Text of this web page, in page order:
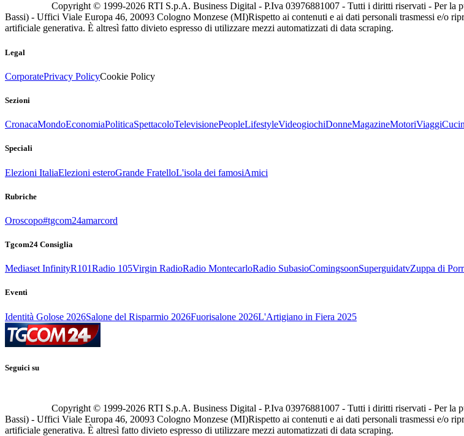
Copyright © 1999-2026 RTI S.p.A. Business Digital - P.Iva 03976881007 - Tutti i diritti riservati - Per la
Bassi) - Uffici Viale Europa 46, 20093 Cologno Monzese (MI)Rispetto ai contenuti e ai dati personali trasmessi e/o
artificiale generativa. È altresì fatto divieto espresso di utilizzare mezzi automatizzati di data scraping.
Legal
CorporatePrivacy PolicyCookie Policy
Sezioni
CronacaMondoEconomiaPoliticaSpettacoloTelevisionePeopleLifestyleVideogiochiDonneMagazineMotoriViaggi
Speciali
Elezioni ItaliaElezioni esteroGrande FratelloL'isola dei famosiAmici
Rubriche
Oroscopo#tgcom24amarcord
Tgcom24 Consiglia
Mediaset InfinityR101Radio 105Virgin RadioRadio MontecarloRadio SubasioComingsoonSuperguidatvZuppa di
Eventi
Identità Golose 2026Salone del Risparmio 2026Fuorisalone 2026L'Artigiano in Fiera 2025
Seguici su
Copyright © 1999-2026 RTI S.p.A. Business Digital - P.Iva 03976881007 - Tutti i diritti riservati - Per la
Bassi) - Uffici Viale Europa 46, 20093 Cologno Monzese (MI)Rispetto ai contenuti e ai dati personali trasmessi e/o
artificiale generativa. È altresì fatto divieto espresso di utilizzare mezzi automatizzati di data scraping.